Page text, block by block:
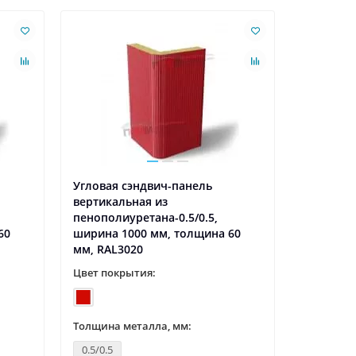
Угловая сэндвич-панель
вертикальная из
пенополиуретана-0.5/0.5,
ширина 1000 мм, толщина 60
мм, RAL3020
Цвет покрытия:
Толщина металла, мм:
0.5/0.5